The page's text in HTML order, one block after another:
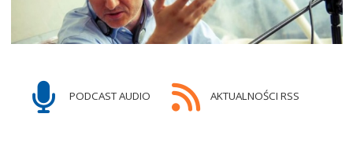
PODCAST AUDIO AKTUALNOŚCI RSS